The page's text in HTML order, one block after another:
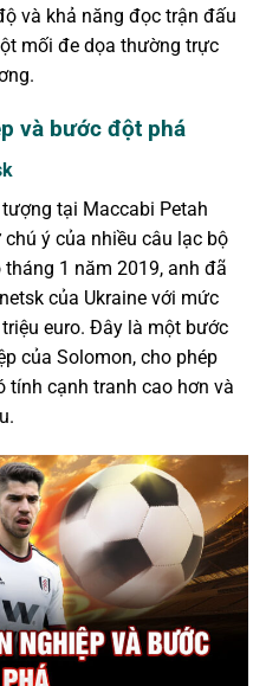
và khả năng đọc trận đấu
mối đe dọa thường trực
và bước đột phá
tại Maccabi Petah
ý của nhiều câu lạc bộ
1 năm 2019, anh đã
của Ukraine với mức
euro. Đây là một bước
của Solomon, cho phép
cạnh tranh cao hơn và